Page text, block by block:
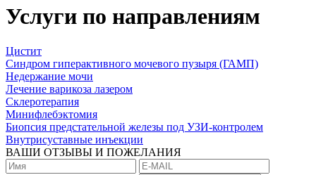
Услуги по направлениям
Цистит
Синдром гиперактивного мочевого пузыря (ГАМП)
Недержание мочи
Лечение варикоза лазером
Склеротерапия
Минифлебэктомия
Биопсия предстательной железы под УЗИ-контролем
Внутрисуставные инъекции
ВАШИ ОТЗЫВЫ И ПОЖЕЛАНИЯ